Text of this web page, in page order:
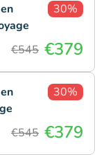
30%
€545 €379
30%
€545 €379